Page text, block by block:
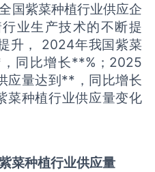
国紫菜种植行业供应企
业生产技术的不断提
升， 2024年我国紫菜
同比增长**%；2025
应量达到**，同比增长
菜种植行业供应量变化
菜种植行业供应量